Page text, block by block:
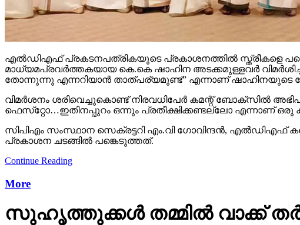
എല്‍ഡിഎഫ് പ്രകടനപത്രികയുടെ പ്രകാശനത്തില്‍ സ്ത്രീകളെ
മാധ്യമപ്രവര്‍ത്തകയായ കെ.കെ ഷാഹിന അടക്കമുള്ളവര്‍
തോന്നുന്നു എന്നറിയാന്‍ താത്പര്യമുണ്ട്” എന്നാണ് ഷാഹിനയുടെ
വിമര്‍ശനം ശരിവെച്ചുകൊണ്ട് നിരവധിപേര്‍ കമന്റ് ബോക്‌സില്‍
ഫെസ്‌റ്റോ…ഇതിനപ്പുറം ഒന്നും പ്രതീക്ഷിക്കണ്ടല്ലോ എന്നാണ് ഒരു
സിപിഎം സംസ്ഥാന സെക്രട്ടറി എം.വി ഗോവിന്ദന്‍, എല്‍ഡിഎഫ്
പ്രകാശന ചടങ്ങില്‍ പങ്കെടുത്തത്.
Continue Reading
More
സുഹൃത്തുക്കള്‍ തമ്മില്‍ വാക്ക്